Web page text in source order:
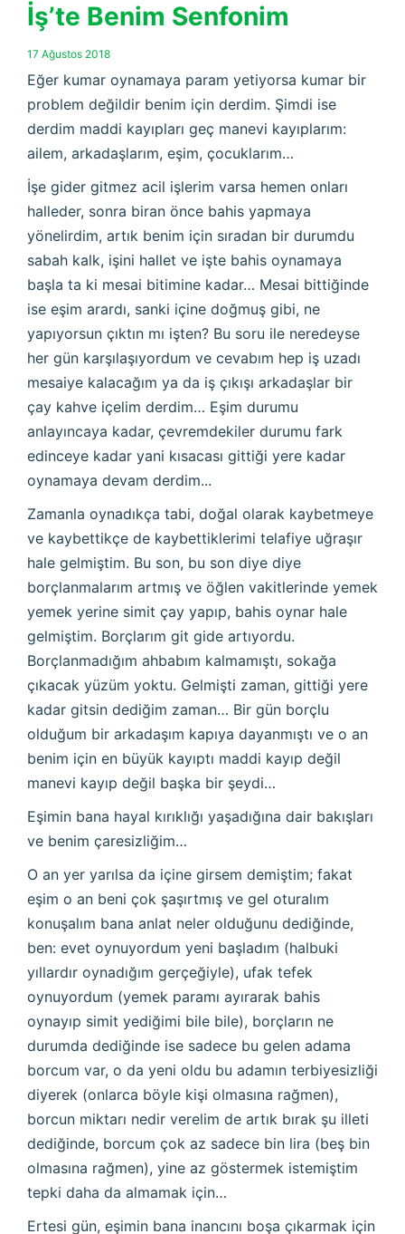
İş’te Benim Senfonim
17 Ağustos 2018
Eğer kumar oynamaya param yetiyorsa kumar bir
problem değildir benim için derdim. Şimdi ise
derdim maddi kayıpları geç manevi kayıplarım:
ailem, arkadaşlarım, eşim, çocuklarım…
İşe gider gitmez acil işlerim varsa hemen onları
halleder, sonra biran önce bahis yapmaya
yönelirdim, artık benim için sıradan bir durumdu
sabah kalk, işini hallet ve işte bahis oynamaya
başla ta ki mesai bitimine kadar… Mesai bittiğinde
ise eşim arardı, sanki içine doğmuş gibi, ne
yapıyorsun çıktın mı işten? Bu soru ile neredeyse
her gün karşılaşıyordum ve cevabım hep iş uzadı
mesaiye kalacağım ya da iş çıkışı arkadaşlar bir
çay kahve içelim derdim… Eşim durumu
anlayıncaya kadar, çevremdekiler durumu fark
edinceye kadar yani kısacası gittiği yere kadar
oynamaya devam derdim...
Zamanla oynadıkça tabi, doğal olarak kaybetmeye
ve kaybettikçe de kaybettiklerimi telafiye uğraşır
hale gelmiştim. Bu son, bu son diye diye
borçlanmalarım artmış ve öğlen vakitlerinde yemek
yemek yerine simit çay yapıp, bahis oynar hale
gelmiştim. Borçlarım git gide artıyordu.
Borçlanmadığım ahbabım kalmamıştı, sokağa
çıkacak yüzüm yoktu. Gelmişti zaman, gittiği yere
kadar gitsin dediğim zaman… Bir gün borçlu
olduğum bir arkadaşım kapıya dayanmıştı ve o an
benim için en büyük kayıptı maddi kayıp değil
manevi kayıp değil başka bir şeydi…
Eşimin bana hayal kırıklığı yaşadığına dair bakışları
ve benim çaresizliğim…
O an yer yarılsa da içine girsem demiştim; fakat
eşim o an beni çok şaşırtmış ve gel oturalım
konuşalım bana anlat neler olduğunu dediğinde,
ben: evet oynuyordum yeni başladım (halbuki
yıllardır oynadığım gerçeğiyle), ufak tefek
oynuyordum (yemek paramı ayırarak bahis
oynayıp simit yediğimi bile bile), borçların ne
durumda dediğinde ise sadece bu gelen adama
borcum var, o da yeni oldu bu adamın terbiyesizliği
diyerek (onlarca böyle kişi olmasına rağmen),
borcun miktarı nedir verelim de artık bırak şu illeti
dediğinde, borcum çok az sadece bin lira (beş bin
olmasına rağmen), yine az göstermek istemiştim
tepki daha da almamak için…
Ertesi gün, eşimin bana inancını boşa çıkarmak için